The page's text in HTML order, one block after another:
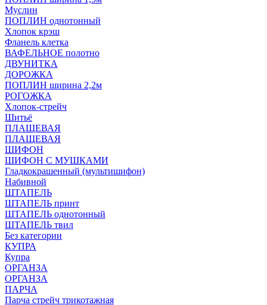
Муслин
ПОПЛИН однотонный
Хлопок крэш
Фланель клетка
ВАФЕЛЬНОЕ полотно
ДВУНИТКА
ДОРОЖКА
ПОПЛИН ширина 2,2м
РОГОЖКА
Хлопок-стрейч
Шитьё
ПЛАЩЕВАЯ
ПЛАЩЕВАЯ
ШИФОН
ШИФОН С МУШКАМИ
Гладкокрашенный (мультишифон)
Набивной
ШТАПЕЛЬ
ШТАПЕЛЬ принт
ШТАПЕЛЬ однотонный
ШТАПЕЛЬ твил
Без категории
КУПРА
Купра
ОРГАНЗА
ОРГАНЗА
ПАРЧА
Парча стрейч трикотажная